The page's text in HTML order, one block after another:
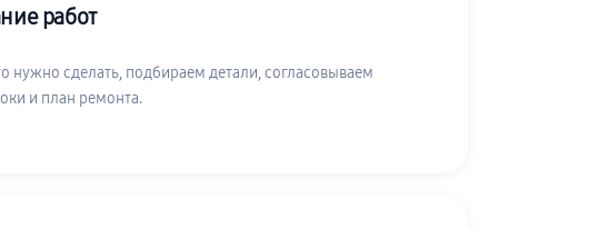
работ
нужно сделать, подбираем детали, согласовываем
и план ремонта.